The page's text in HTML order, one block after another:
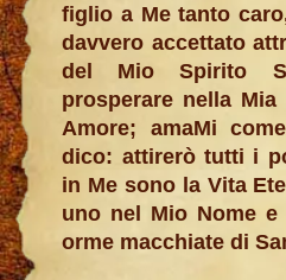
figlio a Me tanto
davvero accettato
del Mio Spirito
prosperare nella
Amore; amaMi
dico: attirerò tutti i
in Me sono la Vita
uno nel Mio Nome
orme macchiate di